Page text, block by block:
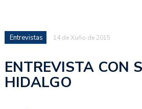
Entrevistas 14 de Xuño de 2015
ENTREVISTA CON
HIDALGO